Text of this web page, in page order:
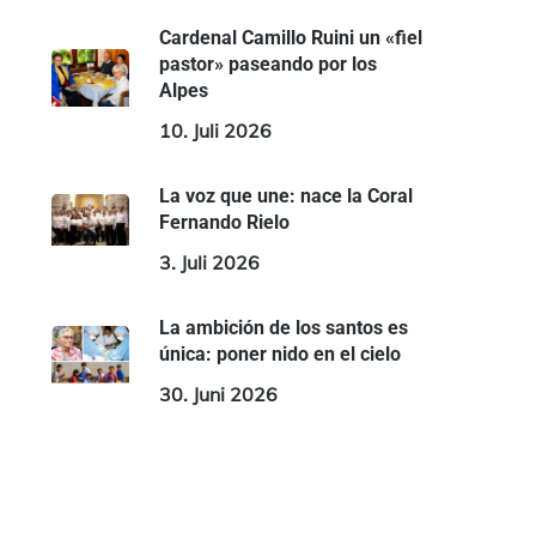
Cardenal Camillo Ruini un «fiel
pastor» paseando por los
Alpes
10. Juli 2026
La voz que une: nace la Coral
Fernando Rielo
3. Juli 2026
La ambición de los santos es
única: poner nido en el cielo
30. Juni 2026